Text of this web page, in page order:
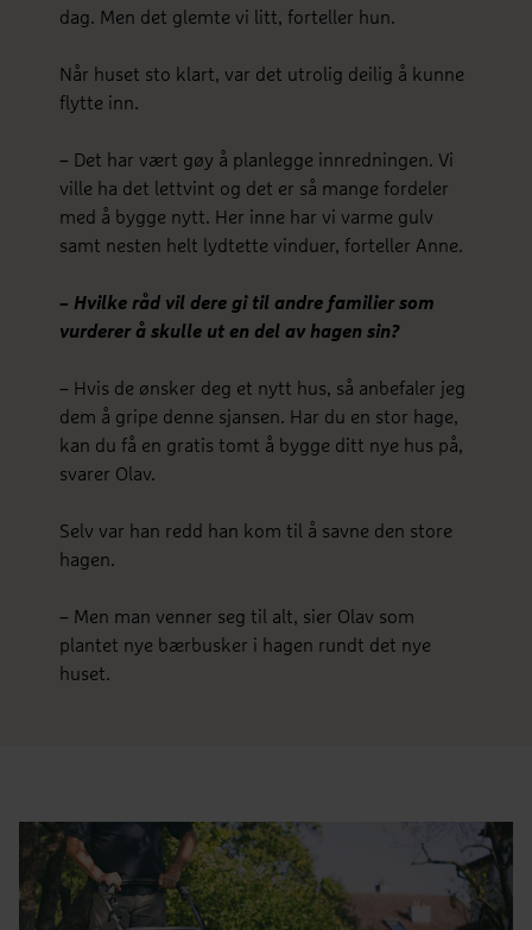
dag. Men det glemte vi litt, forteller hun.
Når huset sto klart, var det utrolig deilig å kunne
flytte inn.
– Det har vært gøy å planlegge innredningen. Vi
ville ha det lettvint og det er så mange fordeler
med å bygge nytt. Her inne har vi varme gulv
samt nesten helt lydtette vinduer, forteller Anne.
– Hvilke råd vil dere gi til andre familier som
vurderer å skulle ut en del av hagen sin?
– Hvis de ønsker deg et nytt hus, så anbefaler jeg
dem å gripe denne sjansen. Har du en stor hage,
kan du få en gratis tomt å bygge ditt nye hus på,
svarer Olav.
Selv var han redd han kom til å savne den store
hagen.
– Men man venner seg til alt, sier Olav som
plantet nye bærbusker i hagen rundt det nye
huset.